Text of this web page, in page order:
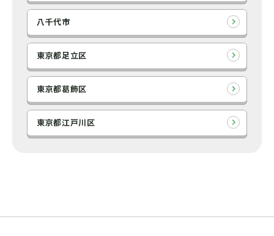
八千代市
東京都足立区
東京都葛飾区
東京都江戸川区